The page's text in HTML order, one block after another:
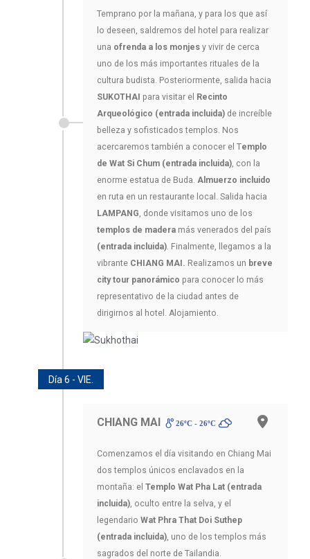
Temprano por la mañana, y para los que así
lo deseen, saldremos del hotel para realizar
una ofrenda a los monjes y vivir de cerca
uno de los más importantes rituales de la
cultura budista. Posteriormente, salida hacia
SUKOTHAI para visitar el Recinto
Arqueológico (entrada incluida) de increíble
belleza y sofisticados templos. Nos
acercaremos también a conocer el Templo
de Wat Si Chum (entrada incluida), con la
enorme estatua de Buda. Almuerzo incluido
en ruta en un restaurante local. Salida hacia
LAMPANG, donde visitamos uno de los
templos de madera más venerados del país
(entrada incluida). Finalmente, llegamos a la
vibrante CHIANG MAI. Realizamos un breve
city tour panorámico para conocer lo más
representativo de la ciudad antes de
dirigirnos al hotel. Alojamiento.
Día 6 - VIE.
CHIANG MAI 26ºC - 26ºC
Comenzamos el día visitando en Chiang Mai
dos templos únicos enclavados en la
montaña: el Templo Wat Pha Lat (entrada
incluida), oculto entre la selva, y el
legendario Wat Phra That Doi Suthep
(entrada incluida), uno de los templos más
sagrados del norte de Tailandia.